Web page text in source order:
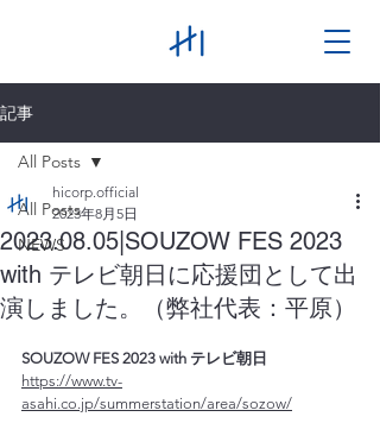
記事
All Posts
NEWS
All Posts
2023.08.05|SOUZOW FES 2023
with テレビ朝日に応援団として出
演しました。（弊社代表：平原）
hicorp.official
2023年8月5日
SOUZOW FES 2023 with テレビ朝日
https://www.tv-
asahi.co.jp/summerstation/area/sozow/